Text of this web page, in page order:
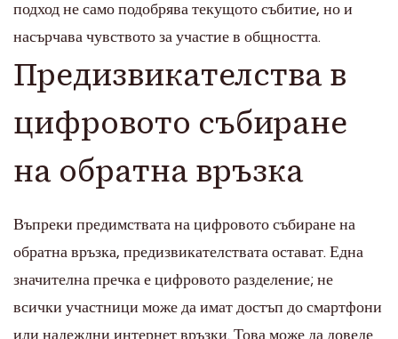
подход не само подобрява текущото събитие, но и
насърчава чувството за участие в общността.
Предизвикателства в
цифровото събиране
на обратна връзка
Въпреки предимствата на цифровото събиране на
обратна връзка, предизвикателствата остават. Една
значителна пречка е цифровото разделение; не
всички участници може да имат достъп до смартфони
или надеждни интернет връзки. Това може да доведе